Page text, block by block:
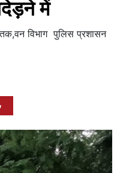
में
विभाग पुलिस प्रशासन